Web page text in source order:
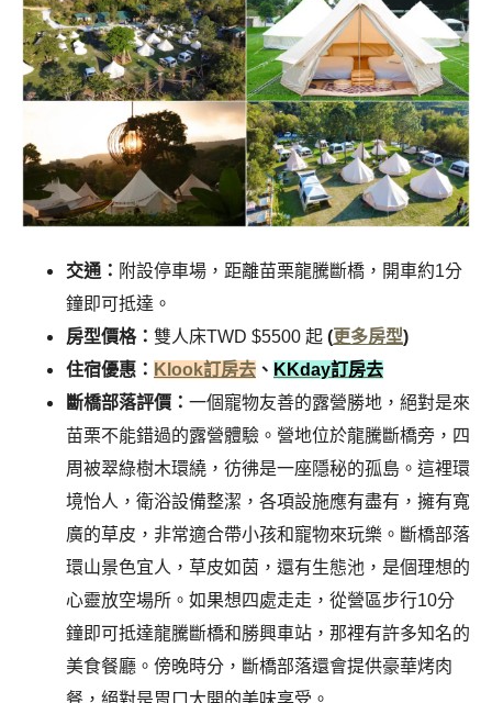
交通： 附設停車場，距離苗栗龍騰斷橋 ， 開車約1分
鐘即可抵達。
房型價格： 雙人床TWD $5500 起 (更多房型)
住宿優惠： Klook訂房去 、 KKday訂房去
斷橋部落評價： 一個寵物友善的露營勝地，絕對是來
苗栗不能錯過的露營體驗。營地位於龍騰斷橋旁，四
周被翠綠樹木環繞，彷彿是一座隱秘的孤島。這裡環
境怡人，衛浴設備整潔，各項設施應有盡有，擁有寬
廣的草皮，非常適合帶小孩和寵物來玩樂。斷橋部落
環山景色宜人，草皮如茵，還有生態池，是個理想的
心靈放空場所。如果想四處走走，從營區步行10分
鐘即可抵達龍騰斷橋和勝興車站，那裡有許多知名的
美食餐廳。傍晚時分，斷橋部落還會提供豪華烤肉
餐，絕對是胃口大開的美味享受。